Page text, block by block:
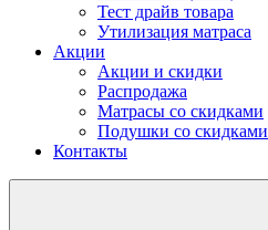
Тест драйв товара
Утилизация матраса
Акции
Акции и скидки
Распродажа
Матрасы со скидками
Подушки со скидками
Контакты